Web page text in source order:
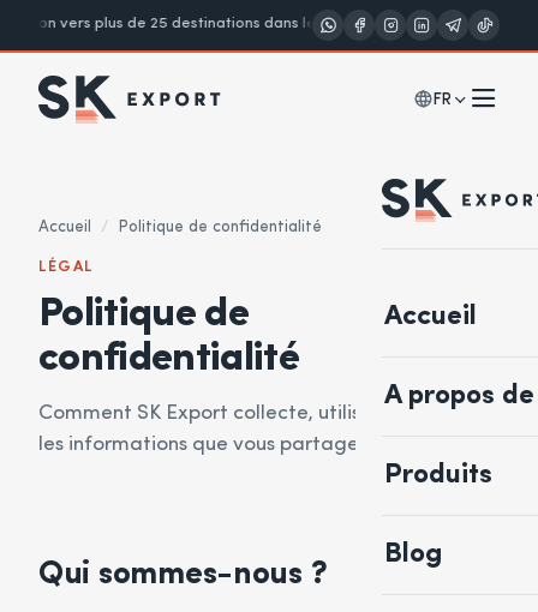
vers plus de 25 destinations dans le monde Notes A · B · Crème
FR
Accueil
A propos de
Produits
Blog
Accueil / Politique de confidentialité
LÉGAL
Politique de
confidentialité
Comment SK Export collecte, utilise et protège
les informations que vous partagez avec nous.
Qui sommes-nous ?